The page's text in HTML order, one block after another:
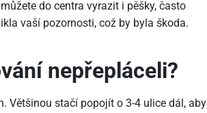
do centra vyrazit i pěšky, často
vaší pozornosti, což by byla škoda.
nepřepláceli?
Většinou stačí popojít o 3-4 ulice dál, aby